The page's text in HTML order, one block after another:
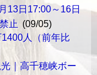
13日17:00～16日
止 (09/05)
人（前年比
｜高千穂峡ボー